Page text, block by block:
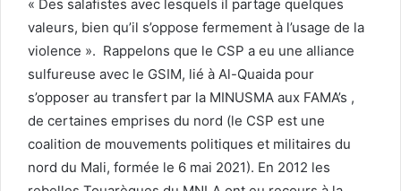
« Des salafistes avec lesquels il partage quelques
valeurs, bien qu’il s’oppose fermement à l’usage de la
violence ». Rappelons que le CSP a eu une alliance
sulfureuse avec le GSIM, lié à Al-Quaida pour
s’opposer au transfert par la MINUSMA aux FAMA’s ,
de certaines emprises du nord (le CSP est une
coalition de mouvements politiques et militaires du
nord du Mali, formée le 6 mai 2021). En 2012 les